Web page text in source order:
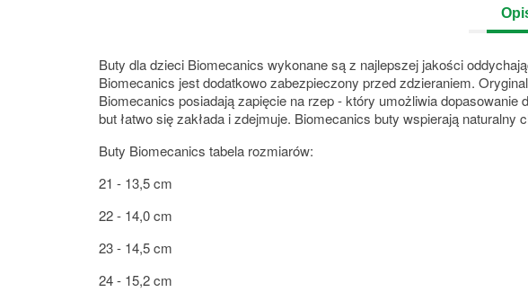
Buty dla dzieci Biomecanics wykonane są z najlepszej jakości
Biomecanics jest dodatkowo zabezpieczony przed zdzieraniem.
Biomecanics posiadają zapięcie na rzep - który umożliwia
but łatwo się zakłada i zdejmuje. Biomecanics buty wspierają
Buty Biomecanics tabela rozmiarów:
21 - 13,5 cm
22 - 14,0 cm
23 - 14,5 cm
24 - 15,2 cm